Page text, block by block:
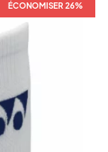
ÉCONOMISER 26%